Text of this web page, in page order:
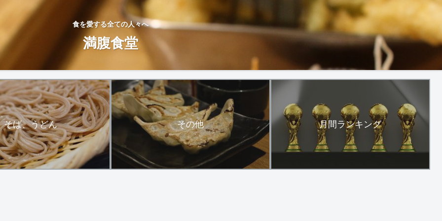
食を愛する全ての人々へ
満腹食堂
そば、うどん その他 月間ランキング